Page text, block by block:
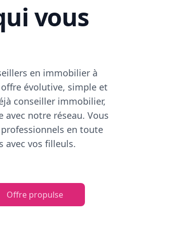
vous
en immobilier à
évolutive, simple et
conseiller immobilier,
avec notre réseau. Vous
en toute
avec vos filleuls.
Offre propulse